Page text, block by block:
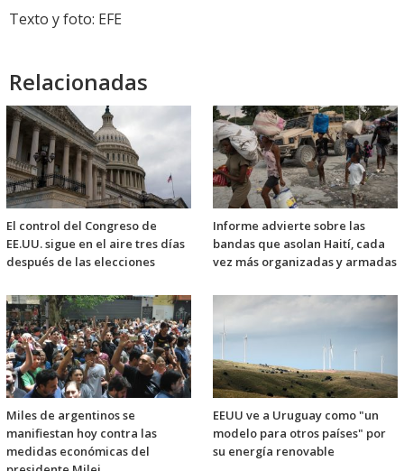
Texto y foto: EFE
Relacionadas
El control del Congreso de
EE.UU. sigue en el aire tres días
después de las elecciones
Informe advierte sobre las
bandas que asolan Haití, cada
vez más organizadas y armadas
Miles de argentinos se
manifiestan hoy contra las
medidas económicas del
EEUU ve a Uruguay como "un
modelo para otros países" por
su energía renovable